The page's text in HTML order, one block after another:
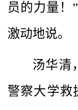
员的力量！
激动地说。
汤华清
警察大学救